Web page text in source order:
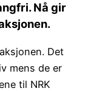
Nå gir
Det
mens de er
til NRK